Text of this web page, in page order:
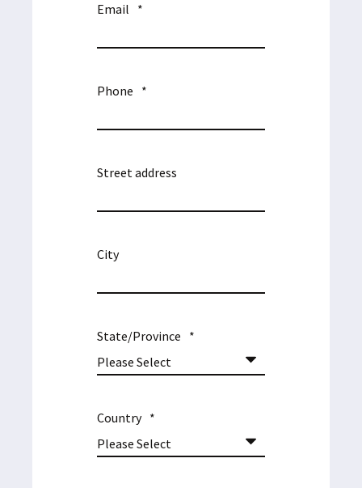
Email *
Phone *
Street address
City
State/Province *
Country *